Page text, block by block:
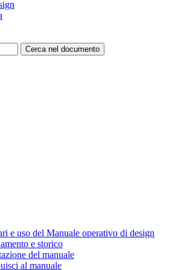
Cerca nel documento
e uso del Manuale operativo di design
e storico
del manuale
al manuale